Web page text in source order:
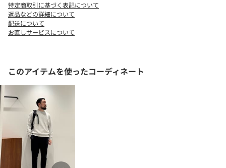
＜COLEMAN（コールマン）＞
1900年にアメリカで創業したキャンプ用品全般を扱う総合アウト
ドア用品ブランド。
や、人と人とのつながりの大切さを伝える活動を積極的に行って
います。
【注意事項】
※商品を使用前に、タグ等に記載されている「取り扱い上の注意
書き」、「洗濯表示」を必ずご確認ください。
※商品画像は、光の当たり具合やパソコンなどの閲覧環境によ
り、実際の色味と異なって見える場合がございます。あらかじめ
ご了承ください。
※商品の色味の目安は、商品単体の画像をご参照ください。
特定商取引に基づく表記について
返品などの詳細について
配送について
お直しサービスについて
このアイテムを使ったコーディネート